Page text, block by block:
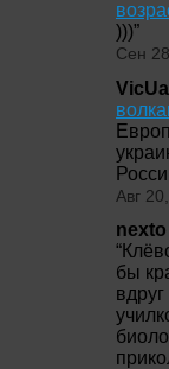
)))”
Сен
VicUa
Авг
nexto
“
бы